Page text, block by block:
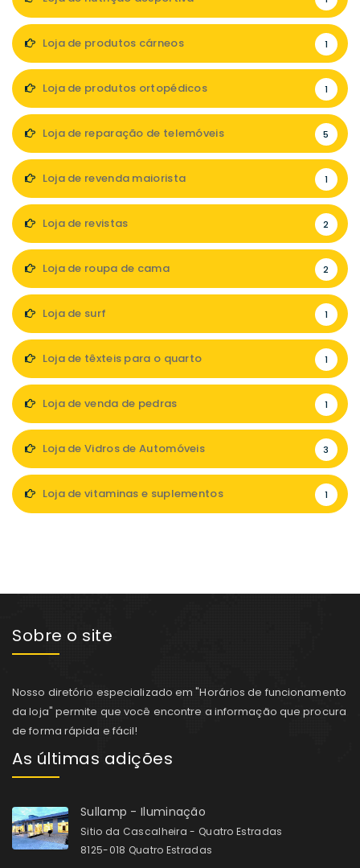
Loja de produtos cárneos 1
Loja de produtos ortopédicos 1
Loja de reparação de telemóveis 5
Loja de revenda maiorista 1
Loja de revistas 2
Loja de roupa de cama 2
Loja de surf 1
Loja de têxteis para o quarto 1
Loja de venda de pedras 1
Loja de Vidros de Automóveis 3
Loja de vitaminas e suplementos 1
Sobre o site
Nosso diretório especializado em "Horários de funcionamento
da loja" permite que você encontre a informação que procura
de forma rápida e fácil!
As últimas adições
Sullamp - Iluminação
Sitio da Cascalheira - Quatro Estradas
8125-018 Quatro Estradas